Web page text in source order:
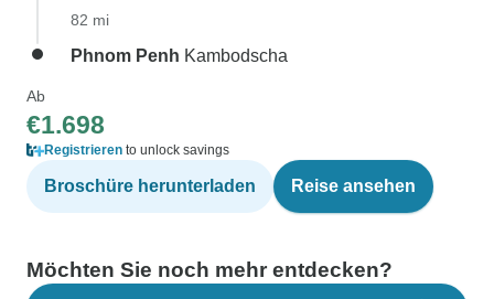
82 mi
Phnom Penh Kambodscha
Ab
€1.698
Registrieren to unlock savings
Broschüre herunterladen Reise ansehen
Möchten Sie noch mehr entdecken?